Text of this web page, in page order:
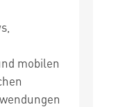
mobilen